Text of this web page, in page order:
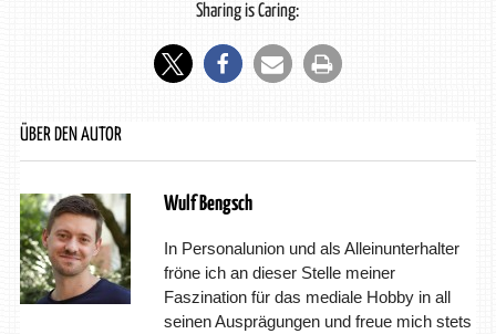
Sharing is Caring:
ÜBER DEN AUTOR
Wulf Bengsch
In Personalunion und als Alleinunterhalter
fröne ich an dieser Stelle meiner
Faszination für das mediale Hobby in all
seinen Ausprägungen und freue mich stets